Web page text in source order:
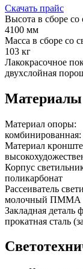
Скачать прайс
Высота в сборе со
4100 мм
Масса в сборе со
103 кг
Лакокрасочное
двухслойная
Материалы
Материал опоры:
комбинированная:
Материал
Корпус
поликарбонат
Рассеиватель
молочный ПММА
Закладная деталь
прокатная сталь